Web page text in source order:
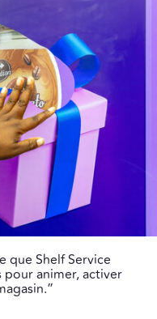
que Shelf Service
animer, activer